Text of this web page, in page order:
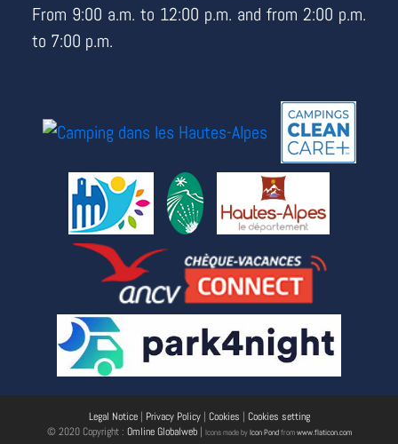
From 9:00 a.m. to 12:00 p.m. and from 2:00 p.m.
to 7:00 p.m.
Legal Notice| Privacy Policy| Cookies | Cookies setting
© 2020 Copyright : Omline Globalweb | Icons made byIcon Pondfromwww.flaticon.com